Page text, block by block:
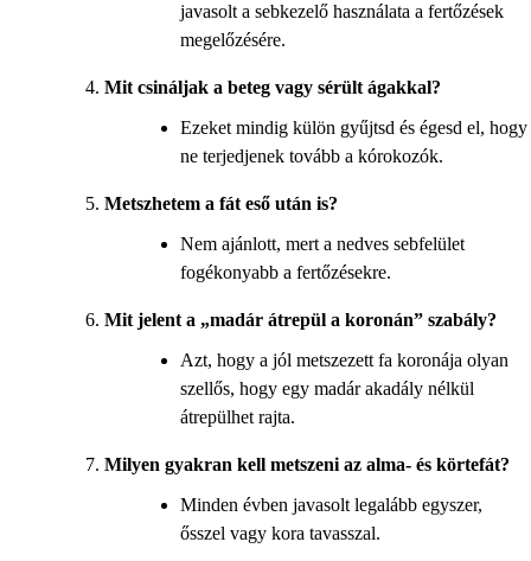
javasolt a sebkezelő használata a fertőzések
megelőzésére.
Mit csináljak a beteg vagy sérült ágakkal?
Ezeket mindig külön gyűjtsd és égesd el, hogy
ne terjedjenek tovább a kórokozók.
Metszhetem a fát eső után is?
Nem ajánlott, mert a nedves sebfelület
fogékonyabb a fertőzésekre.
Mit jelent a „madár átrepül a koronán” szabály?
Azt, hogy a jól metszezett fa koronája olyan
szellős, hogy egy madár akadály nélkül
átrepülhet rajta.
Milyen gyakran kell metszeni az alma- és körtefát?
Minden évben javasolt legalább egyszer,
ősszel vagy kora tavasszal.